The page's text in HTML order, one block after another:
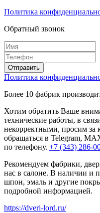
Политика
Обратный звонок
Политика
Более 10 фабрик
Хотим обратить Ваше
технические работы, в
некорректными, просим за
обращаться в Telegram,
по телефону. +7 (343) 286-
Рекомендуем фабрики,
нас в салоне. В наличии и
шпон, эмаль и другие
подробной информацией.
https://dveri-lord.ru/